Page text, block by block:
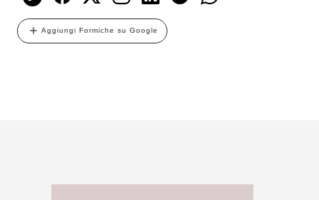
Aggiungi Formiche su Google